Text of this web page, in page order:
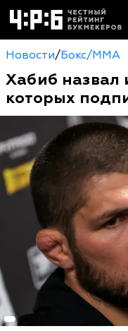
Новости/Бокс/MMA
Хабиб назвал
которых